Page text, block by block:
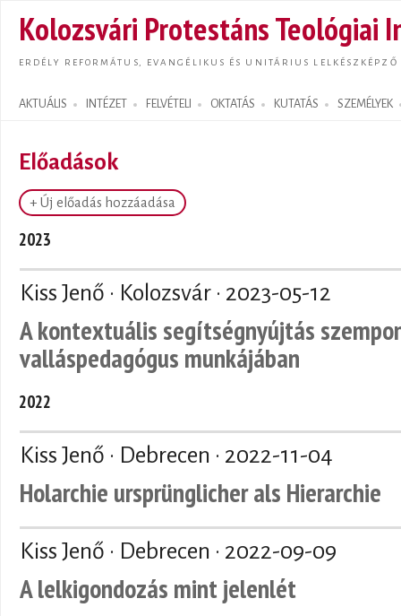
Kolozsvári Protestáns Teológiai
ERDÉLY REFORMÁTUS, EVANGÉLIKUS ÉS UNITÁRIUS LELKÉSZKÉPZŐ
AKTUÁLIS INTÉZET FELVÉTELI OKTATÁS KUTATÁS SZEMÉLYEK
Search form
Előadások
+ Új előadás hozzáadása
2023
Kiss Jenő · Kolozsvár · 2023-05-12
A kontextuális segítségnyújtás
valláspedagógus munkájában
2022
Kiss Jenő · Debrecen · 2022-11-04
Holarchie ursprünglicher als Hierarchie
Kiss Jenő · Debrecen · 2022-09-09
A lelkigondozás mint jelenlét